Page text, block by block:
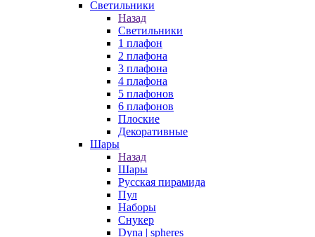
Светильники
Назад
Светильники
1 плафон
2 плафона
3 плафона
4 плафона
5 плафонов
6 плафонов
Плоские
Декоративные
Шары
Назад
Шары
Русская пирамида
Пул
Наборы
Снукер
Dyna | spheres